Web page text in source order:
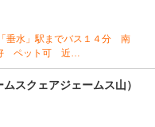
垂水」駅までバス１４分 南
ペット可 近…
スクェアジェームス山）